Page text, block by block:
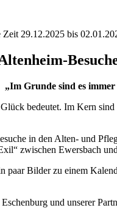
29.12.2025 bis
„Im Grunde sind es
bedeutet. Im Kern
in den Alten- und
zwischen Ewersbach
Bilder zu einem
und unserer